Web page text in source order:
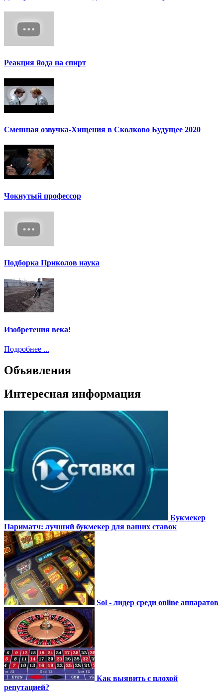
Реакция йода на спирт
Смешная озвучка-Хищения в Сколково Будущее 2020
Чокнутый профессор
Подборка Приколов наука
Изобретения века!
Подробнее ...
Объявления
Интересная информация
Букмекер
Париматч: лучший букмекер для ваших ставок
Sol - лидер среди online аппаратов
Как выявить с плохой
репутацией?